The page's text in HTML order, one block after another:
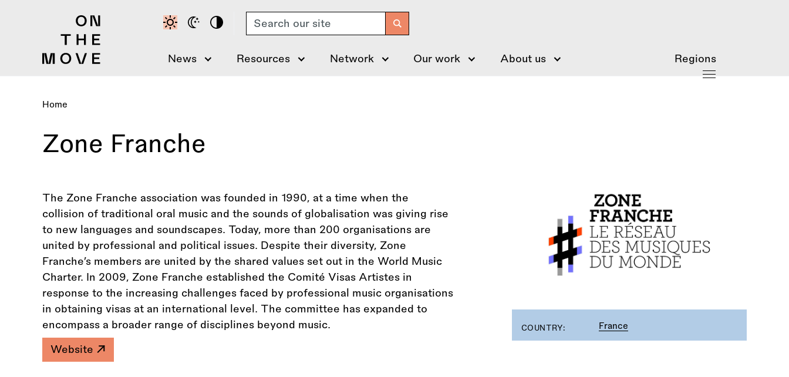
Search
News Resources Network Our work About us Regions
Breadcrumb
Home
Zone Franche
The Zone Franche association was founded in 1990, at a time when the
collision of traditional oral music and the sounds of globalisation was giving rise
to new languages and soundscapes. Today, more than 200 organisations are
united by professional and political issues. Despite their diversity, Zone
Franche’s members are united by the shared values set out in the World Music
Charter. In 2009, Zone Franche established the Comité Visas Artistes in
response to the increasing challenges faced by professional music organisations
in obtaining visas at an international level. The committee has expanded to
encompass a broader range of disciplines beyond music.
Website
COUNTRY: France